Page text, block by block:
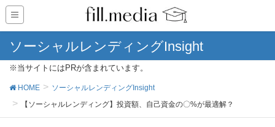
ソーシャルレンディングInsight
※当サイトにはPRが含まれています。
HOME
ソーシャルレンディングInsight
【ソーシャルレンディング】投資額、自己資金の〇%が最適解？